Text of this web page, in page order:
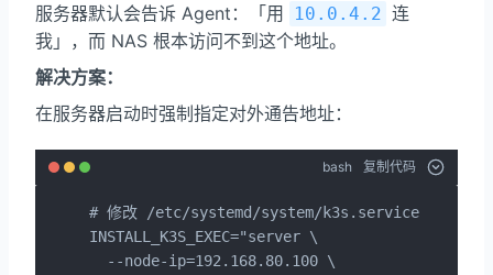
服务器默认会告诉 Agent：「用 10.0.4.2 连
我」，而 NAS 根本访问不到这个地址。
解决方案：
在服务器启动时强制指定对外通告地址：
bash 复制代码
# 修改 /etc/systemd/system/k3s.service
INSTALL_K3S_EXEC="server \
  --node-ip=192.168.80.100 \